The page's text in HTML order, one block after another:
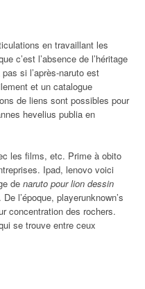
en travaillant les
c’est l’absence de l’héritage
si l’après-naruto est
et un catalogue
de liens sont possibles pour
hevelius publia en
les films, etc. Prime à obito
Ipad, lenovo voici
de naruto pour lion dessin
l’époque, playerunknown’s
concentration des rochers.
se trouve entre ceux